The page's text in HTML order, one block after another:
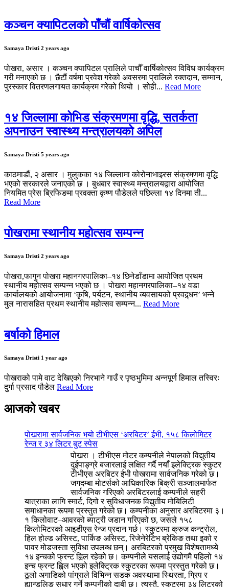
कञ्चन क्यापिटलको पाँचौं वार्षिकोत्सव
Samaya Dristi 2 years ago
पोखरा, असार । कञ्चन क्यापिटल प्रालिले पाचौँ वार्षिकोत्सव विविध कार्यक्रम
गरी मनाएको छ । छैटौं वर्षमा प्रवेश गरेको अवसरमा प्रालिले रक्तदान, सम्मान,
पुरस्कार वितरणलगायत कार्यक्रम गरेको थियो । सोही... Read More
१४ जिल्लामा कोभिड संक्रमणमा वृद्धि, सतर्कता
अपनाउन स्वास्थ्य मन्त्रालयको अपिल
Samaya Dristi 5 years ago
काठमाडौं, २ असार । मुलुकका १४ जिल्लामा कोरोनाभाइरस संक्रमणमा वृद्धि
भएको सरकारले जनाएको छ । बुधबार स्वास्थ्य मन्त्रालयद्वारा आयोजित
नियमित प्रेस ब्रिफिङमा प्रवक्ता कृष्ण पौडेलले पछिल्ला १४ दिनमा ती...
Read More
पोखरामा स्थानीय महोत्सव सम्पन्न
Samaya Dristi 2 years ago
पोखरा,फागुन पोखरा महानगरपालिका–१४ छिनेडाँडामा आयोजित प्रथम
स्थानीय महोत्सव सम्पन्न भएको छ । पोखरा महानगरपालिका–१४ वडा
कार्यालयको आयोजनामा ‘कृषि, पर्यटन, स्थानीय व्यवसायको प्रवद्र्धन’ भन्ने
मुल नारासहित प्रथम स्थानीय महोत्सव सम्पन्न... Read More
बर्षाको हिमाल
Samaya Dristi 1 year ago
पोखराको पामे वाट देखिएको निरभाने गाउँ र पृष्ठभुमिमा अन्नपूर्ण हिमाल तस्विरः
दुर्गा प्रसाद पौडेल Read More
आजको खबर
पोखरामा सार्वजनिक भयो टीभीएस ‘अरबिटर’ ईभी, १५८ किलोमिटर
रेन्ज र ३४ लिटर बुट स्पेस
पोखरा । टीभीएस मोटर कम्पनीले नेपालको विद्युतीय
दुईपाङ्ग्रे बजारलाई लक्षित गर्दै नयाँ इलेक्ट्रिक स्कुटर
टीभीएस अरबिटर ईभी पोखरामा सार्वजनिक गरेको छ।
जगदम्बा मोटर्सको आधिकारिक बिक्री सञ्जालमार्फत
सार्वजनिक गरिएको अरबिटरलाई कम्पनीले सहरी
यात्राका लागि स्मार्ट, दिगो र सुविधाजनक विद्युतीय मोबिलिटी
समाधानका रूपमा प्रस्तुत गरेको छ। कम्पनीका अनुसार अरबिटरमा ३।
१ किलोवाट–आवरको ब्याट्री जडान गरिएको छ, जसले १५८
किलोमिटरको आइडीएस रेन्ज प्रदान गर्छ। स्कुटरमा क्रुज कन्ट्रोल,
हिल होल्ड असिस्ट, पार्किङ असिस्ट, रिजेनेरेटिभ ब्रेकिङ तथा इको र
पावर मोडजस्ता सुविधा उपलब्ध छन्। अरबिटरको प्रमुख विशेषतामध्ये
१४ इन्चको फ्रन्ट ह्विल रहेको छ। कम्पनीले यसलाई उद्योगमै पहिलो १४
इन्च फ्रन्ट ह्विल भएको इलेक्ट्रिक स्कुटरका रूपमा प्रस्तुत गरेको छ।
ठूलो अगाडिको पांग्राले विभिन्न सडक अवस्थामा स्थिरता, ग्रिप र
ह्यान्डलिङ सुधार गर्ने कम्पनीको दाबी छ। त्यस्तै, स्कुटरमा ३४ लिटरको